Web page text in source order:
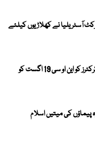
آسٹریلیا نے کھلاڑیوں کیلئے
کیریبین پریمیئر لیگ ، قومی کرکٹرز کو این او سی 19 اگست کو
کوہ پیماؤں کی میتیں اسلام